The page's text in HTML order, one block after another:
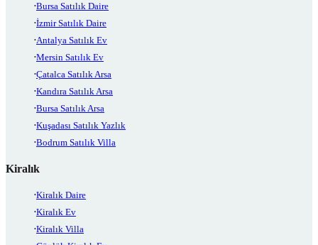
Bursa Satılık Daire
İzmir Satılık Daire
Antalya Satılık Ev
Mersin Satılık Ev
Çatalca Satılık Arsa
Kandıra Satılık Arsa
Bursa Satılık Arsa
Kuşadası Satılık Yazlık
Bodrum Satılık Villa
Kiralık
Kiralık Daire
Kiralık Ev
Kiralık Villa